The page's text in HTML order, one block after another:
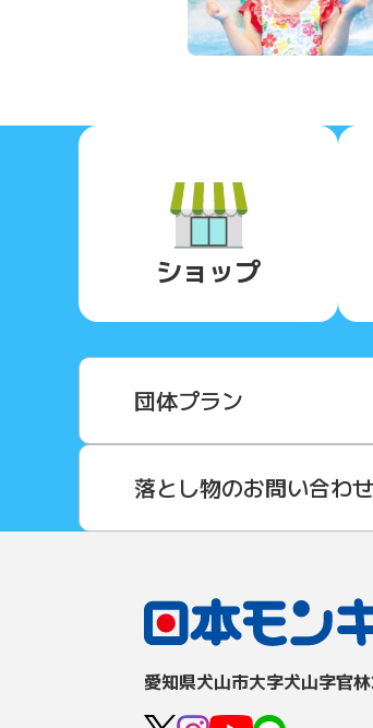
ショップ
団体プラン
落とし物のお問い合わせ
愛知県⽝⼭市⼤字⽝⼭字官